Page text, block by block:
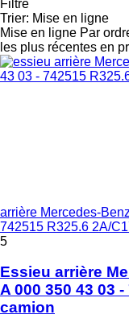
Filtre
Trier: Mise en ligne
Mise en ligne Par
les plus récentes en
arrière Mercedes-
742515 R325.6 2A/
5
Essieu arrière
A 000 350 43 03
camion